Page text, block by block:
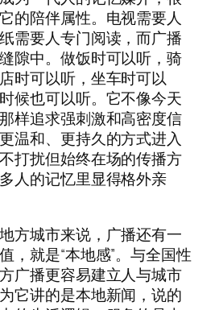
的陪伴属性。电视需要人
需要人专门阅读，而广播
隙中。做饭时可以听，骑
时可以听，坐车时可以
候也可以听。它不像今天
样追求强刺激和高密度信
温和、更持久的方式进入
打扰但始终在场的传播方
人的记忆里显得格外亲
方城市来说，广播还有一
，就是“本地感”。与全国性
广播更容易建立人与城市
它讲的是本地新闻，说的